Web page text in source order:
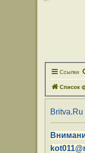
Ссылки
Список